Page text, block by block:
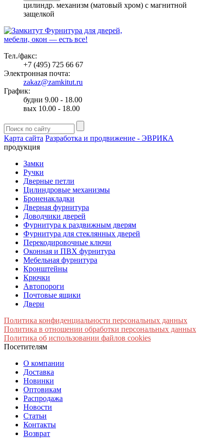
цилиндр. механизм (матовый хром) с магнитной
защелкой
Фурнитура для дверей,
мебели, окон — есть все!
Тел./факс:
+7 (495) 725 66 67
Электронная почта:
zakaz@zamkitut.ru
График:
будни 9.00 - 18.00
вых 10.00 - 18.00
Карта сайта Разработка и продвижение - ЭВРИКА
продукция
Замки
Ручки
Дверные петли
Цилиндровые механизмы
Броненакладки
Дверная фурнитура
Доводчики дверей
Фурнитура к раздвижным дверям
Фурнитура для стеклянных дверей
Перекодировочные ключи
Оконная и ПВХ фурнитура
Мебельная фурнитура
Кронштейны
Крючки
Автопороги
Почтовые ящики
Двери
Политика конфиденциальности персональных данных
Политика в отношении обработки персональных данных
Политика об использовании файлов cookies
Посетителям
О компании
Доставка
Новинки
Оптовикам
Распродажа
Новости
Статьи
Контакты
Возврат